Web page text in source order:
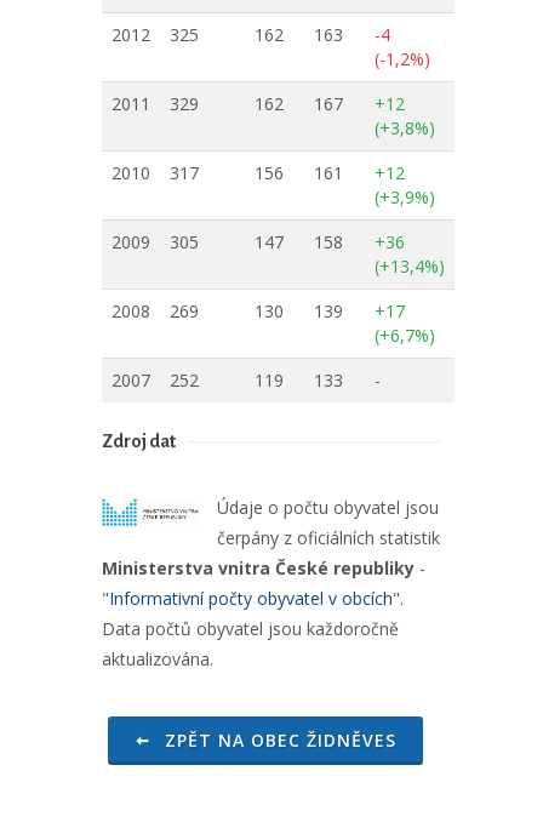
2012
325 162 163
-4
(-1,2%)
2011
329 162 167
+12
(+3,8%)
2010
317 156 161
+12
(+3,9%)
2009
305 147 158
+36
(+13,4%)
2008
269 130 139
+17
(+6,7%)
2007
252 119 133 -
Zdroj dat
Údaje o počtu obyvatel jsou
čerpány z oficiálních statistik
Ministerstva vnitra České republiky -
"Informativní počty obyvatel v obcích".
Data počtů obyvatel jsou každoročně
aktualizována.
ZPĚT NA OBEC ŽIDNĚVES